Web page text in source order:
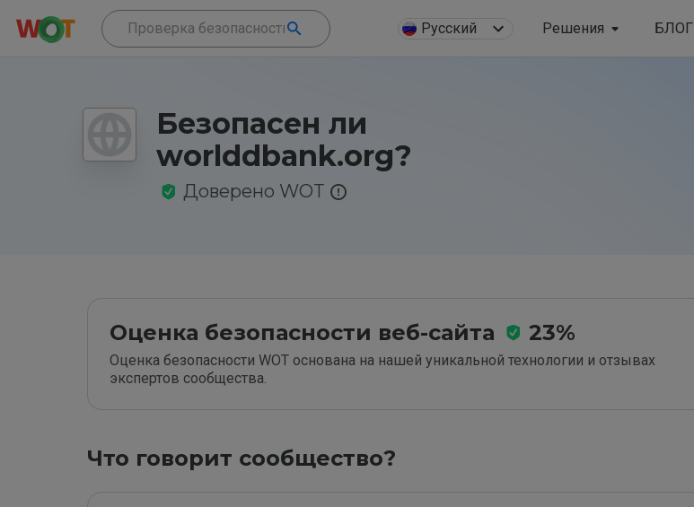
Русский Решения БЛОГ
Безопасен ли
worlddbank.org?
Доверено WOT
Оценка безопасности веб-сайта 23%
Оценка безопасности WOT основана на нашей уникальной технологии и отзывах
экспертов сообщества.
Что говорит сообщество?